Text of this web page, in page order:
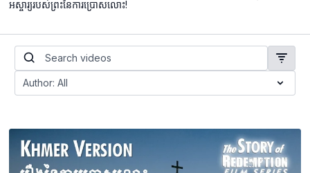
អស្ចារ្យរបស់ព្រះនៃការប្រោសលោះ!